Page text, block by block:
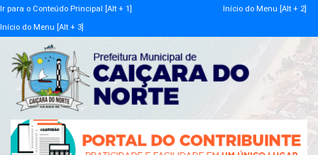
Ir para o Conteúdo Principal [Alt + 1]
Início do Menu [Alt + 2]
Início do Menu [Alt + 3]